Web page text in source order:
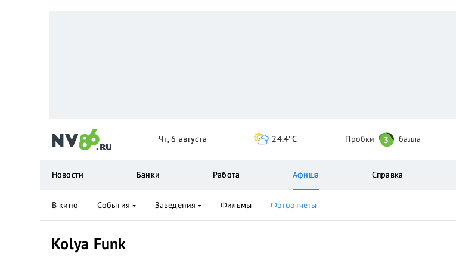
Kolya Funk
Чт, 6 августа 24.4°C Пробки 3 балла
Новости Банки Работа Афиша Справка
В кино События Заведения Фильмы Фотоотчеты